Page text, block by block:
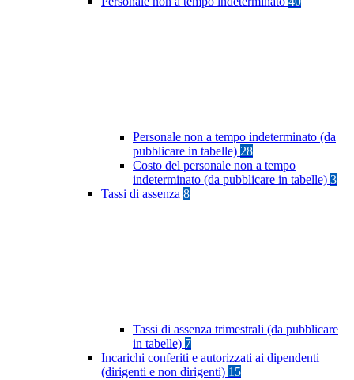
Personale non a tempo indeterminato (da
pubblicare in tabelle) 28
Costo del personale non a tempo
indeterminato (da pubblicare in tabelle) 3
Tassi di assenza 8
Tassi di assenza trimestrali (da pubblicare
in tabelle) 7
Incarichi conferiti e autorizzati ai dipendenti
(dirigenti e non dirigenti) 15